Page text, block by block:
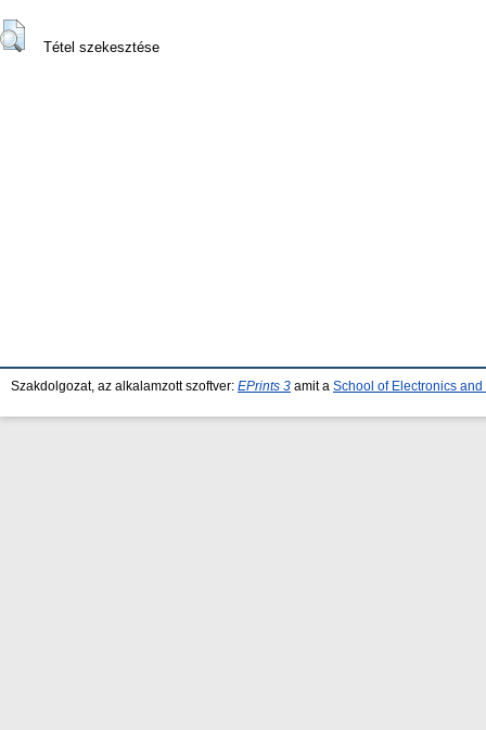
Tétel szekesztése
Szakdolgozat, az alkalamzott szoftver: EPrints 3 amit a School of Electronics